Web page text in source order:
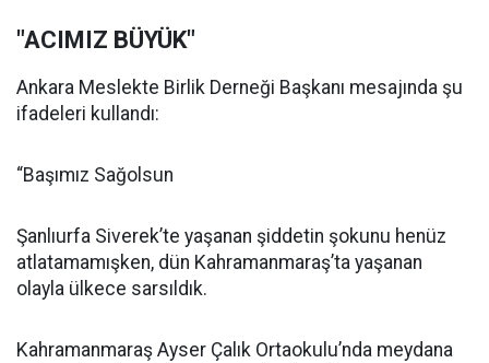
"ACIMIZ BÜYÜK"
Ankara Meslekte Birlik Derneği Başkanı mesajında şu
ifadeleri kullandı:
“Başımız Sağolsun
Şanlıurfa Siverek’te yaşanan şiddetin şokunu henüz
atlatamamışken, dün Kahramanmaraş’ta yaşanan
olayla ülkece sarsıldık.
Kahramanmaraş Ayser Çalık Ortaokulu’nda meydana